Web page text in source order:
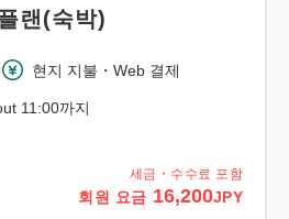
세금・수수료 포함
회원 요금 16,200JPY
랜(숙박)
현지 지불・Web 결제
11:00까지